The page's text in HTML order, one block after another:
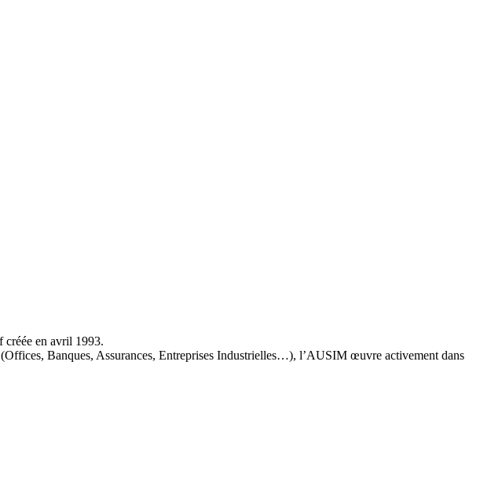
créée en avril 1993.
Banques, Assurances, Entreprises Industrielles…), l’AUSIM œuvre activement dans